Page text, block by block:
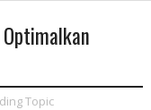
Topic